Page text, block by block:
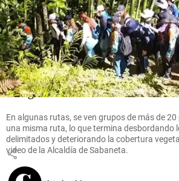
Columnistas
El
gobierno
más
corrupto:
el legado
Gustavo
Petro
share
En algunas rutas, se ven grupos de más de
una misma ruta, lo que termina desbordando
delimitados y deteriorando la cobertura
video de la Alcaldía de Sabaneta.